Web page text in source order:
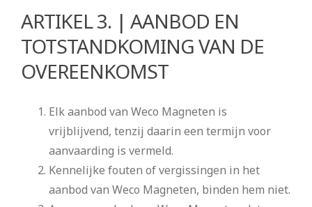
ARTIKEL 3. | AANBOD EN
TOTSTANDKOMING VAN DE
OVEREENKOMST
Elk aanbod van Weco Magneten is
vrijblijvend, tenzij daarin een termijn voor
aanvaarding is vermeld.
Kennelijke fouten of vergissingen in het
aanbod van Weco Magneten, binden hem niet.